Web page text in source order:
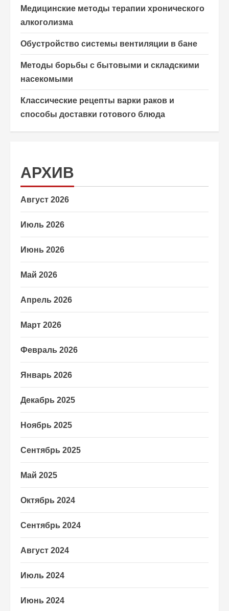
Медицинские методы терапии хронического
алкоголизма
Обустройство системы вентиляции в бане
Методы борьбы с бытовыми и складскими
насекомыми
Классические рецепты варки раков и
способы доставки готового блюда
АРХИВ
Август 2026
Июль 2026
Июнь 2026
Май 2026
Апрель 2026
Март 2026
Февраль 2026
Январь 2026
Декабрь 2025
Ноябрь 2025
Сентябрь 2025
Май 2025
Октябрь 2024
Сентябрь 2024
Август 2024
Июль 2024
Июнь 2024